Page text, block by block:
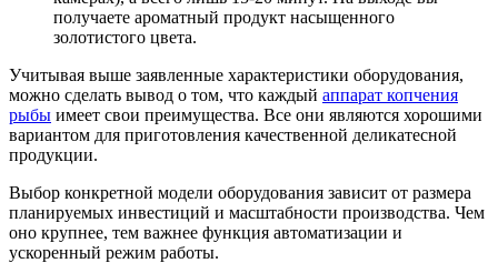
получаете ароматный продукт насыщенного
золотистого цвета.
Учитывая выше заявленные характеристики оборудования,
можно сделать вывод о том, что каждый аппарат копчения
рыбы имеет свои преимущества. Все они являются хорошими
вариантом для приготовления качественной деликатесной
продукции.
Выбор конкретной модели оборудования зависит от размера
планируемых инвестиций и масштабности производства. Чем
оно крупнее, тем важнее функция автоматизации и
ускоренный режим работы.